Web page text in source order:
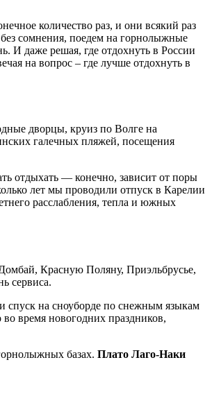
количество раз, и они всякий раз
сомнения, поедем на горнолыжные
И даже решая, где отдохнуть в России
на вопрос – где лучше отдохнуть в
дворцы, круиз по Волге на
галечных пляжей, посещения
отдыхать — конечно, зависит от поры
лет мы проводили отпуск в Карелии
расслабления, тепла и южных
Красную Поляну, Приэльбрусье,
сервиса.
спуск на сноуборде по снежным языкам
время новогодних праздников,
базах. Плато Лаго-Наки